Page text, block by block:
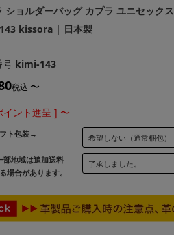
ショルダーバッグ カプラ ユニセックス
kissora | 日本製
号 kimi-143
税込 〜
イント進呈 ] 〜
ト包装→
部地域は追加送料
場合があります。